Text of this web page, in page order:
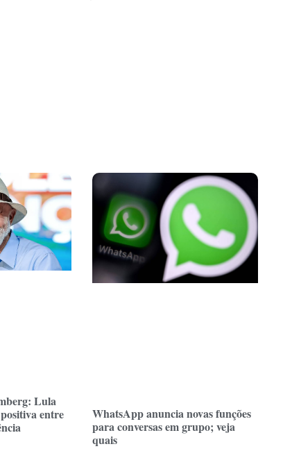
Lula
entre
WhatsApp anuncia novas funções
para conversas em grupo; veja
quais